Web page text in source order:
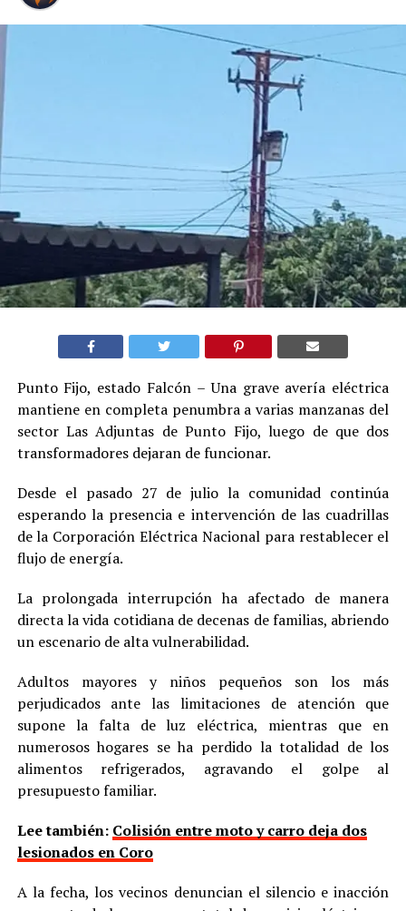
Punto Fijo, estado Falcón – Una grave avería eléctrica
mantiene en completa penumbra a varias manzanas del
sector Las Adjuntas de Punto Fijo, luego de que dos
transformadores dejaran de funcionar.
Desde el pasado 27 de julio la comunidad continúa
esperando la presencia e intervención de las cuadrillas
de la Corporación Eléctrica Nacional para restablecer el
flujo de energía.
La prolongada interrupción ha afectado de manera
directa la vida cotidiana de decenas de familias, abriendo
un escenario de alta vulnerabilidad.
Adultos mayores y niños pequeños son los más
perjudicados ante las limitaciones de atención que
supone la falta de luz eléctrica, mientras que en
numerosos hogares se ha perdido la totalidad de los
alimentos refrigerados, agravando el golpe al
presupuesto familiar.
Lee también: Colisión entre moto y carro deja dos
lesionados en Coro
A la fecha, los vecinos denuncian el silencio e inacción